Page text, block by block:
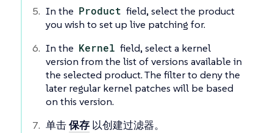
In the Product field, select the product
you wish to set up live patching for.
In the Kernel field, select a kernel
version from the list of versions available in
the selected product. The filter to deny the
later regular kernel patches will be based
on this version.
单击保存 以创建过滤器。